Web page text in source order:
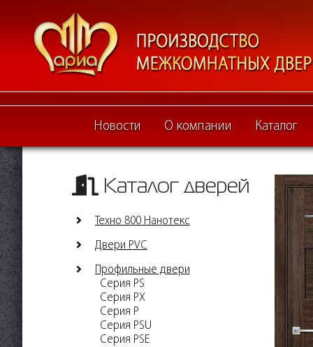
Новости О компании Каталог
Каталог дверей
Техно 800 Нанотекс
Двери PVC
Профильные двери
Серия PS
Серия PX
Серия P
Серия PSU
Серия PSE